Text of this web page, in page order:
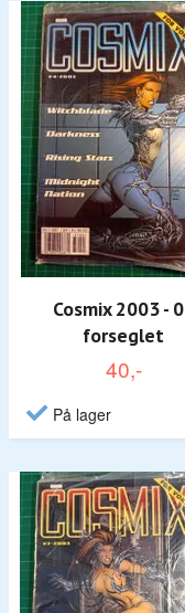
Cosmix 2003 -
forseglet
40,-
På lager